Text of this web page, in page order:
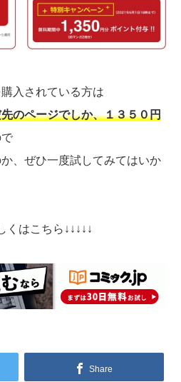
入されている方は
のページでしか、１３５０円
、ぜひ一度試してみてはいか
くはこちら↓↓↓↓↓
Share